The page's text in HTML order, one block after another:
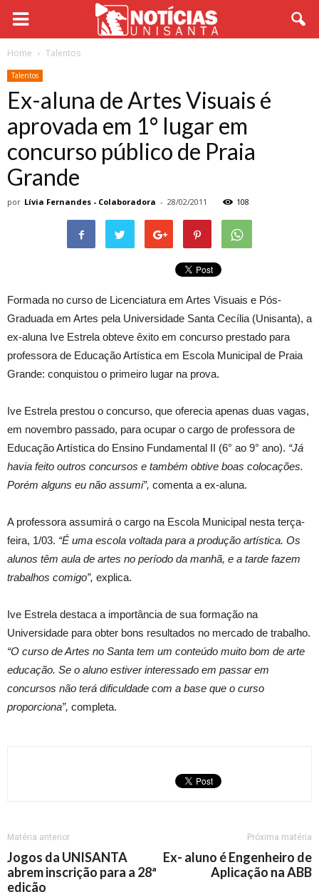
Home Talentos
Talentos
Ex-aluna de Artes Visuais é
aprovada em 1° lugar em
concurso público de Praia
Grande
por Lívia Fernandes - Colaboradora - 28/02/2011 108
Formada no curso de Licenciatura em Artes Visuais e Pós-
Graduada em Artes pela Universidade Santa Cecília (Unisanta), a
ex-aluna Ive Estrela obteve êxito em concurso prestado para
professora de Educação Artística em Escola Municipal de Praia
Grande: conquistou o primeiro lugar na prova.
Ive Estrela prestou o concurso, que oferecia apenas duas vagas,
em novembro passado, para ocupar o cargo de professora de
Educação Artística do Ensino Fundamental II (6° ao 9° ano). “Já
havia feito outros concursos e também obtive boas colocações.
Porém alguns eu não assumi”, comenta a ex-aluna.
A professora assumirá o cargo na Escola Municipal nesta terça-
feira, 1/03. “É uma escola voltada para a produção artística. Os
alunos têm aula de artes no período da manhã, e a tarde fazem
trabalhos comigo”, explica.
Ive Estrela destaca a importância de sua formação na
Universidade para obter bons resultados no mercado de trabalho.
“O curso de Artes no Santa tem um conteúdo muito bom de arte
educação. Se o aluno estiver interessado em passar em
concursos não terá dificuldade com a base que o curso
proporciona”, completa.
Matéria anterior
Jogos da UNISANTA
abrem inscrição para a 28ª
edição
Próxima matéria
Ex- aluno é Engenheiro de
Aplicação na ABB